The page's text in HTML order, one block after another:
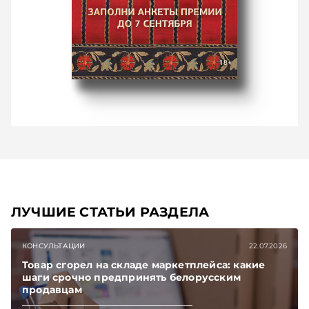
ЛУЧШИЕ СТАТЬИ РАЗДЕЛА
КОНСУЛЬТАЦИИ 22.07.2026
Товар сгорел на складе маркетплейса: какие
шаги срочно предпринять белорусским
продавцам